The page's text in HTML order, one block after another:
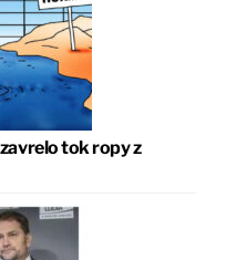
tok ropy z